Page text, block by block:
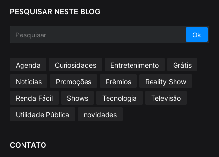
PESQUISAR NESTE BLOG
Agenda Curiosidades Entretenimento
Grátis
Notícias
Promoções Prêmios
Reality Show
Renda Fácil
Shows Tecnologia
Televisão
Utilidade Pública
novidades
CONTATO